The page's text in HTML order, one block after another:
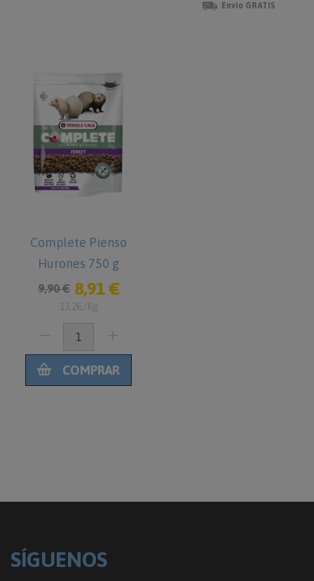
Envío GRATIS
Complete Pienso
Hurones 750 g
9,90 € 8,91 €
13,2€/Kg
COMPRAR
SÍGUENOS